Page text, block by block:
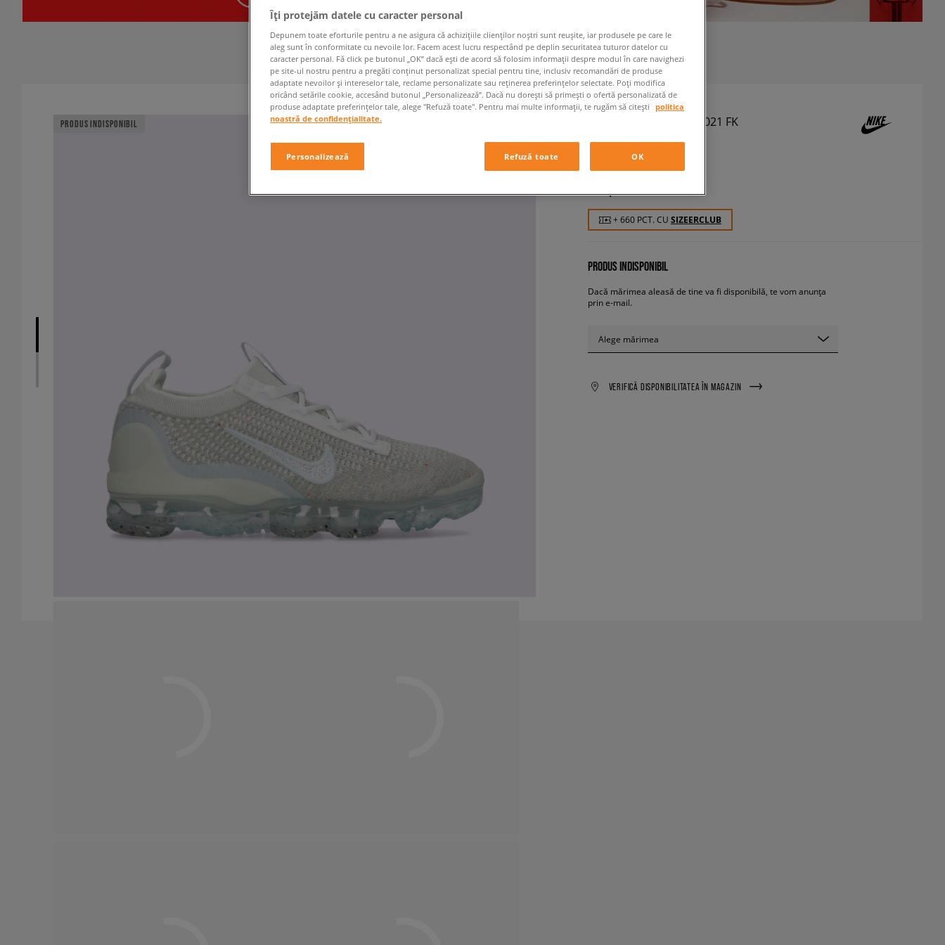
PRODUS INDISPONIBIL NIKE AIR VAPORMAX 2021 FK
femei, sneakers
+ 660 PCT. CU SIZEERCLUB
PRODUS INDISPONIBIL
Dacă mărimea aleasă de tine va fi disponibilă, te vom anunța
prin e-mail.
Alege mărimea
VERIFICĂ DISPONIBILITATEA ÎN MAGAZIN
Îți protejăm datele cu caracter personal
Depunem toate eforturile pentru a ne asigura că achizițiile clienților noștri sunt reușite, iar produsele pe care le
aleg sunt în conformitate cu nevoile lor. Facem acest lucru respectând pe deplin securitatea tuturor datelor cu
caracter personal. Fă click pe butonul „OK” dacă ești de acord să folosim informații despre modul în care navighezi
pe site-ul nostru pentru a pregăti conținut personalizat special pentru tine, inclusiv recomandări de produse
adaptate nevoilor și intereselor tale, reclame personalizate sau reținerea preferințelor selectate. Poți modifica
oricând setările cookie, accesând butonul „Personalizează”. Dacă nu dorești să primești o ofertă personalizată de
produse adaptate preferințelor tale, alege "Refuză toate". Pentru mai multe informații, te rugăm să citești politica
noastră de confidențialitate.
Personalizează Refuză toate OK